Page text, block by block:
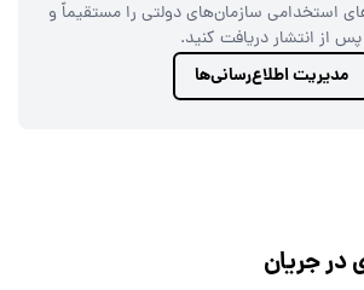
استخدامی سازمان‌های دولتی را مستقیماً و
پس از انتشار دریافت کنید.
مدیریت اطلاع‌رسانی‌ها
در جریان